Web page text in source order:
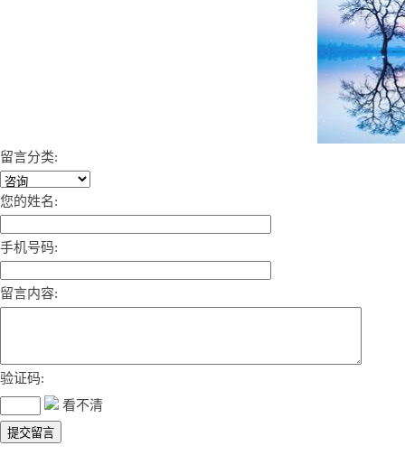
留言分类:
您的姓名:
手机号码:
留言内容:
验证码:
看不清